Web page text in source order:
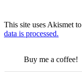
This site uses Akismet
data is processed.
Buy me a coffee!